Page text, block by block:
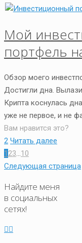
Мой
портфель
Обзор моего
Достигли дна.
Крипта коснулась
уже не первое, и не
Вам нравится это?
2 Читать далее
1 23...10
Следующая страница
Найдите меня
в социальных
сетях!